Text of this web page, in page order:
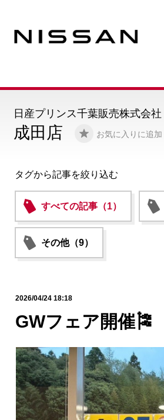
成田店 お気に入りに追加
日産プリンス千葉販売株式会社
タグから記事を絞り込む
すべての記事（1）
その他（9）
2026/04/24 18:18
GWフェア開催🎏